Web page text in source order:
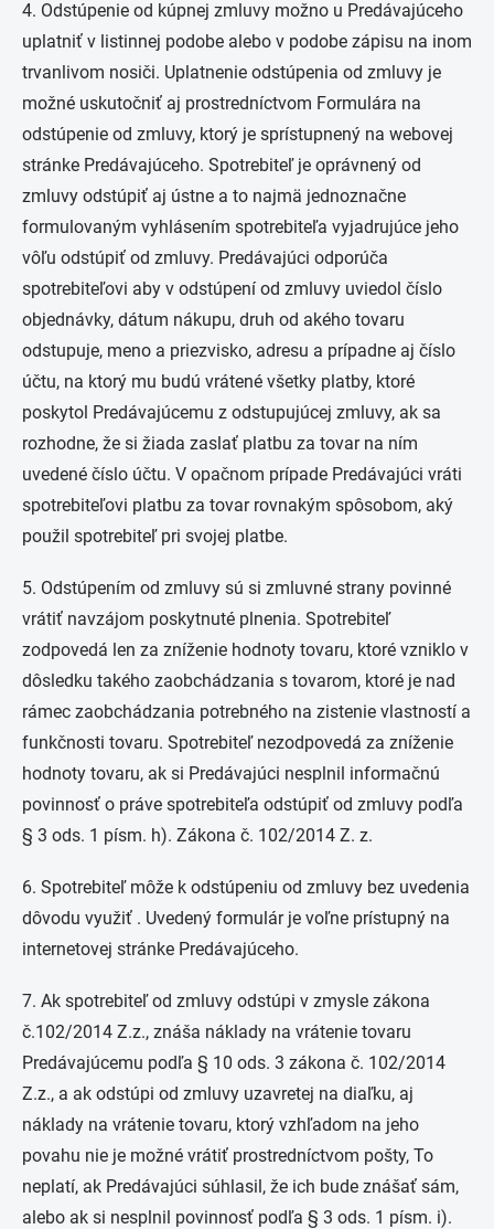
4. Odstúpenie od kúpnej zmluvy možno u Predávajúceho
uplatniť v listinnej podobe alebo v podobe zápisu na inom
trvanlivom nosiči. Uplatnenie odstúpenia od zmluvy je
možné uskutočniť aj prostredníctvom Formulára na
odstúpenie od zmluvy, ktorý je sprístupnený na webovej
stránke Predávajúceho. Spotrebiteľ je oprávnený od
zmluvy odstúpiť aj ústne a to najmä jednoznačne
formulovaným vyhlásením spotrebiteľa vyjadrujúce jeho
vôľu odstúpiť od zmluvy. Predávajúci odporúča
spotrebiteľovi aby v odstúpení od zmluvy uviedol číslo
objednávky, dátum nákupu, druh od akého tovaru
odstupuje, meno a priezvisko, adresu a prípadne aj číslo
účtu, na ktorý mu budú vrátené všetky platby, ktoré
poskytol Predávajúcemu z odstupujúcej zmluvy, ak sa
rozhodne, že si žiada zaslať platbu za tovar na ním
uvedené číslo účtu. V opačnom prípade Predávajúci vráti
spotrebiteľovi platbu za tovar rovnakým spôsobom, aký
použil spotrebiteľ pri svojej platbe.
5. Odstúpením od zmluvy sú si zmluvné strany povinné
vrátiť navzájom poskytnuté plnenia. Spotrebiteľ
zodpovedá len za zníženie hodnoty tovaru, ktoré vzniklo v
dôsledku takého zaobchádzania s tovarom, ktoré je nad
rámec zaobchádzania potrebného na zistenie vlastností a
funkčnosti tovaru. Spotrebiteľ nezodpovedá za zníženie
hodnoty tovaru, ak si Predávajúci nesplnil informačnú
povinnosť o práve spotrebiteľa odstúpiť od zmluvy podľa
§ 3 ods. 1 písm. h). Zákona č. 102/2014 Z. z.
6. Spotrebiteľ môže k odstúpeniu od zmluvy bez uvedenia
dôvodu využiť . Uvedený formulár je voľne prístupný na
internetovej stránke Predávajúceho.
7. Ak spotrebiteľ od zmluvy odstúpi v zmysle zákona
č.102/2014 Z.z., znáša náklady na vrátenie tovaru
Predávajúcemu podľa § 10 ods. 3 zákona č. 102/2014
Z.z., a ak odstúpi od zmluvy uzavretej na diaľku, aj
náklady na vrátenie tovaru, ktorý vzhľadom na jeho
povahu nie je možné vrátiť prostredníctvom pošty, To
neplatí, ak Predávajúci súhlasil, že ich bude znášať sám,
alebo ak si nesplnil povinnosť podľa § 3 ods. 1 písm. i).